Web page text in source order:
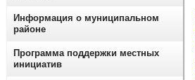
Информация о муниципальном
районе
Программа поддержки местных
инициатив